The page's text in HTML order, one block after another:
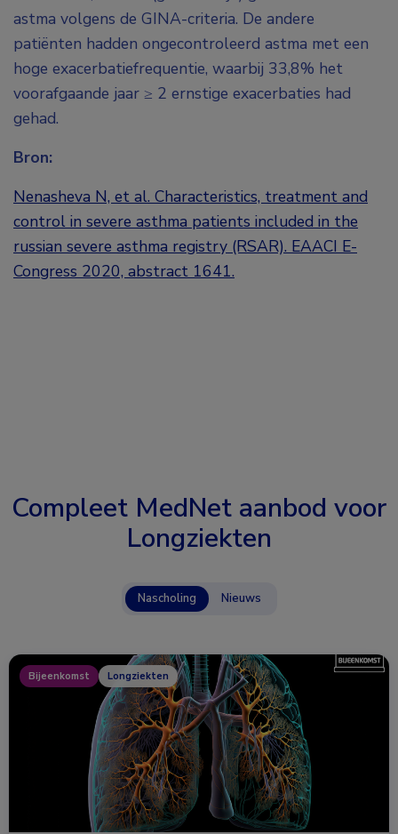
astma volgens de GINA-criteria. De andere
patiënten hadden ongecontroleerd astma met een
hoge exacerbatiefrequentie, waarbij 33,8% het
voorafgaande jaar ≥ 2 ernstige exacerbaties had
gehad.
Bron:
Nenasheva N, et al. Characteristics, treatment and
control in severe asthma patients included in the
russian severe asthma registry (RSAR). EAACI E-
Congress 2020, abstract 1641.
Compleet MedNet aanbod voor
Longziekten
Nascholing Nieuws
Bijeenkomst Longziekten